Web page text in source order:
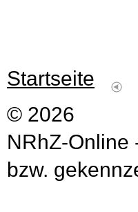
Startseite
© 2026
NRhZ-Online
bzw.